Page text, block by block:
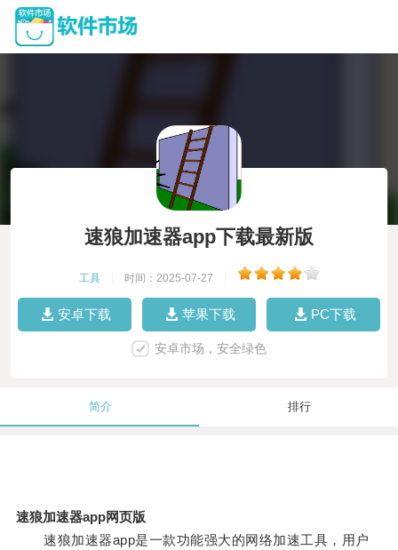
速狼加速器app下载最新版
工具 时间：2025-07-27
安卓下载 苹果下载 PC下载
安卓市场，安全绿色
简介 排行
速狼加速器app网页版
速狼加速器app是一款功能强大的网络加速工具，用户